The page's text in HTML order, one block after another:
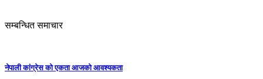
सम्बन्धित समाचार
नेपाली कांग्रेस को एकता आजको आवश्यकता